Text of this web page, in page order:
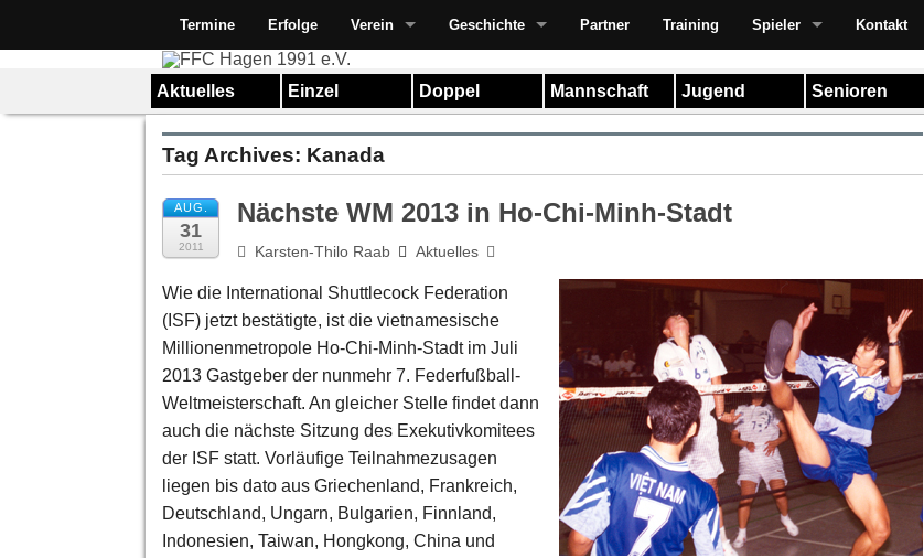
Termine Erfolge Verein Geschichte Partner Training Spieler Kontakt
Aktuelles Einzel Doppel Mannschaft Jugend Senioren
Tag Archives: Kanada
AUG.
31
2011
Nächste WM 2013 in Ho-Chi-Minh-Stadt
Karsten-Thilo Raab Aktuelles
Wie die International Shuttlecock Federation
(ISF) jetzt bestätigte, ist die vietnamesische
Millionenmetropole Ho-Chi-Minh-Stadt im Juli
2013 Gastgeber der nunmehr 7. Federfußball-
Weltmeisterschaft. An gleicher Stelle findet dann
auch die nächste Sitzung des Exekutivkomitees
der ISF statt. Vorläufige Teilnahmezusagen
liegen bis dato aus Griechenland, Frankreich,
Deutschland, Ungarn, Bulgarien, Finnland,
Indonesien, Taiwan, Hongkong, China und